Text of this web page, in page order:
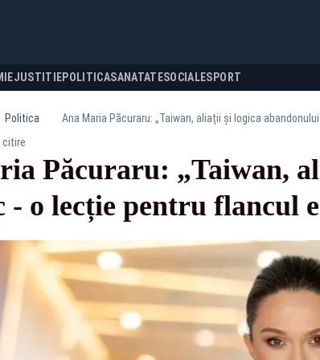
JUSTITIEPOLITICASANATATESOCIALESPORT
Politica Ana Maria Păcuraru: „Taiwan, aliații și logica
citire
Păcuraru: „Taiwan,
- o lecție pentru flancul